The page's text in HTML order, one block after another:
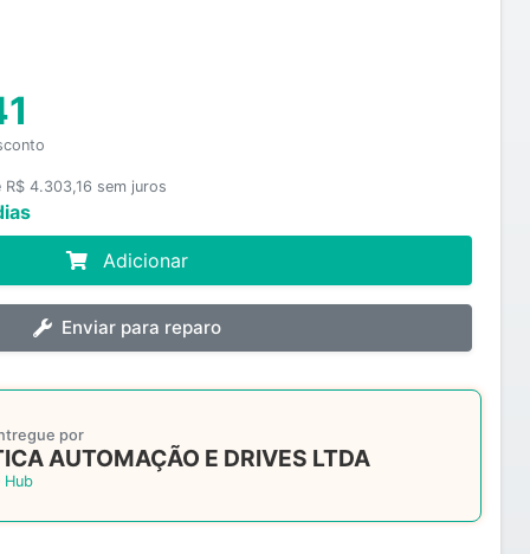
R$ 4.303,16 sem juros
Adicionar
Enviar para reparo
por
AUTOMAÇÃO E DRIVES LTDA
Hub